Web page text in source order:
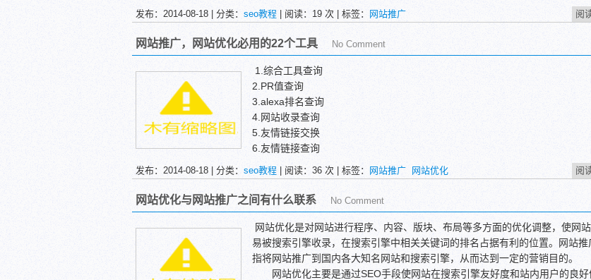
平时我们在检查站点访问统计时，在“浏览器简报”中看到的Baiduspider、
glebot、MSNBOT就是搜索机器人留下的记录，分别代表 百度、Google和
索机器人。
发布：2014-08-18 | 分类： seo教程 | 阅读： 19 次 | 标签： 网站推广 阅
网站推广，网站优化必用的22个工具 No Comment
1.综合工具查询
2.PR值查询
3.alexa排名查询
4.网站收录查询
5.友情链接交换
6.友情链接查询
7.关键字排名查询
8.百度指数
9.Google趋势
10.百度风云榜
11.谷歌热榜
12.中文网站排行
13.whois信息查询
14.百度今日收录
发布：2014-08-18 | 分类： seo教程 | 阅读： 36 次 | 标签： 网站推广 网站优化 阅
网站优化与网站推广之间有什么联系 No Comment
网站优化是对网站进行程序、内容、版块、布局等多方面的优化调整，使网
易被搜索引擎收录，在搜索引擎中相关关键词的排名占据有利的位置。网站推
指将网站推广到国内各大知名网站和搜索引擎，从而达到一定的营销目的。
网站优化主要是通过SEO手段使网站在搜索引擎友好度和站内用户的良好